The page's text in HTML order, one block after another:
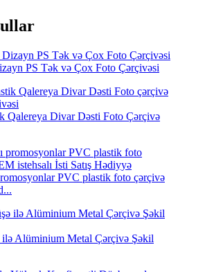
PS Tək və Çox Foto Çərçivəsi
Qalereya Divar Dəsti Foto Çərçivə
PVC plastik foto çərçivə
ilə Alüminium Metal Çərçivə Şəkil